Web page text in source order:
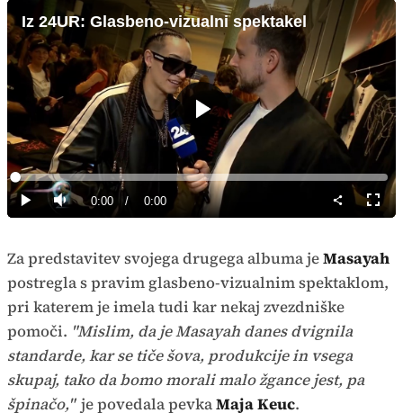
Iz 24UR: Glasbeno-vizualni spektakel
Predvajaj
PredvajajTiho Current
0:00 / Duration
0:00
Loaded:
0%
način
Za predstavitev svojega drugega albuma jeMasayah
postregla s pravim glasbeno-vizualnim spektaklom,
pri katerem je imela tudi kar nekaj zvezdniške
pomoči. "Mislim, da je Masayah danes dvignila
standarde, kar se tiče šova, produkcije in vsega
skupaj, tako da bomo morali malo žgance jest, pa
špinačo," je povedala pevkaMaja Keuc.